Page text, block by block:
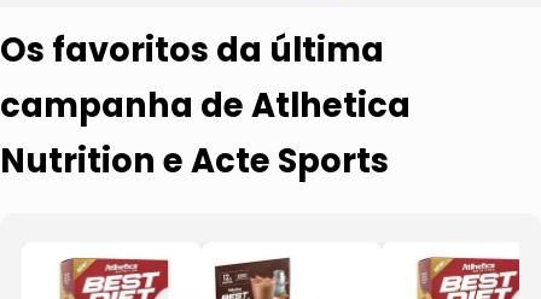
Os favoritos da última
campanha de Atlhetica
Nutrition e Acte Sports